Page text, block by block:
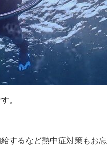
。
するなど熱中症対策もお